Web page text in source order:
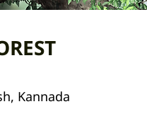
Kannada